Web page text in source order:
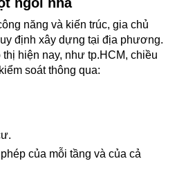
năng và kiến trúc, gia chủ
định xây dựng tại địa phương.
hiện nay, như tp.HCM, chiều
soát thông qua:
của mỗi tầng và của cả